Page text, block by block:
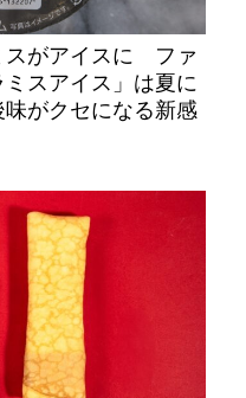
スがアイスに ファ
スアイス」は夏に
がクセになる新感